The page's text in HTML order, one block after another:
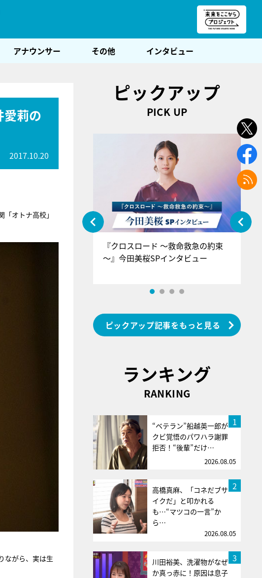
アナウンサー その他 インタビュー
愛莉の
2017.10.20
オトナ高校」
ながら、実は生
ピックアップ
PICK UP
げーみんぐ』＝LOV
『クロスロード ～救命救急の約束
～』今田美桜SPインタビュー
ピックアップ記事をもっと見る
ランキング
RANKING
1
“ベテラン”船越英一郎が
クビ覚悟のパワハラ謝罪
拒否！“後輩”だけ…
2026.08.05
2
高橋真麻、「コネだブサ
イクだ」と叩かれる
も…“マツコの一言”か
ら…
2026.08.05
3
川田裕美、洗濯物がなぜ
か真っ赤に！原因は息子